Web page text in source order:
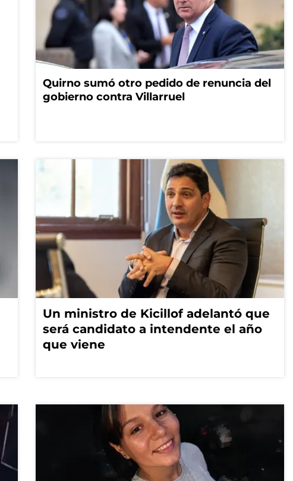
Quirno sumó otro pedido de renuncia del
gobierno contra Villarruel
Un ministro de Kicillof adelantó que
será candidato a intendente el año
que viene